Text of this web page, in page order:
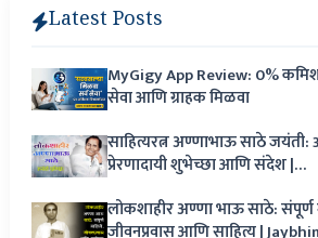
Latest Posts
MyGigy App Review: 0%
सेवा आणि ग्राहक मिळवा
साहित्यरत्न अण्णाभाऊ साठे जयंती:
प्रेरणादायी शुभेच्छा आणि संदेश |
Marathi
लोकशाहीर अण्णा भाऊ साठे: संपूर्ण
जीवनप्रवास आणि साहित्य |